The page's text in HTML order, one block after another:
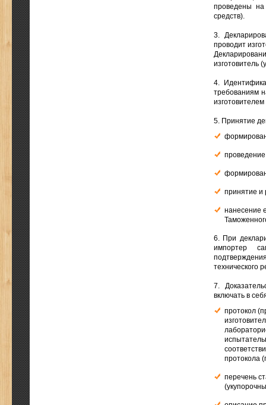
проведены на
средств).
3.
проводит
изготовитель
4.
требованиям
5. Принятие
принятие и
нанесение
6. При
импортер
технического
7.
включать в
протокол
протокола
перечень